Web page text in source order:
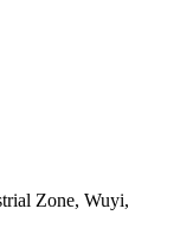
Zone, Wuyi,